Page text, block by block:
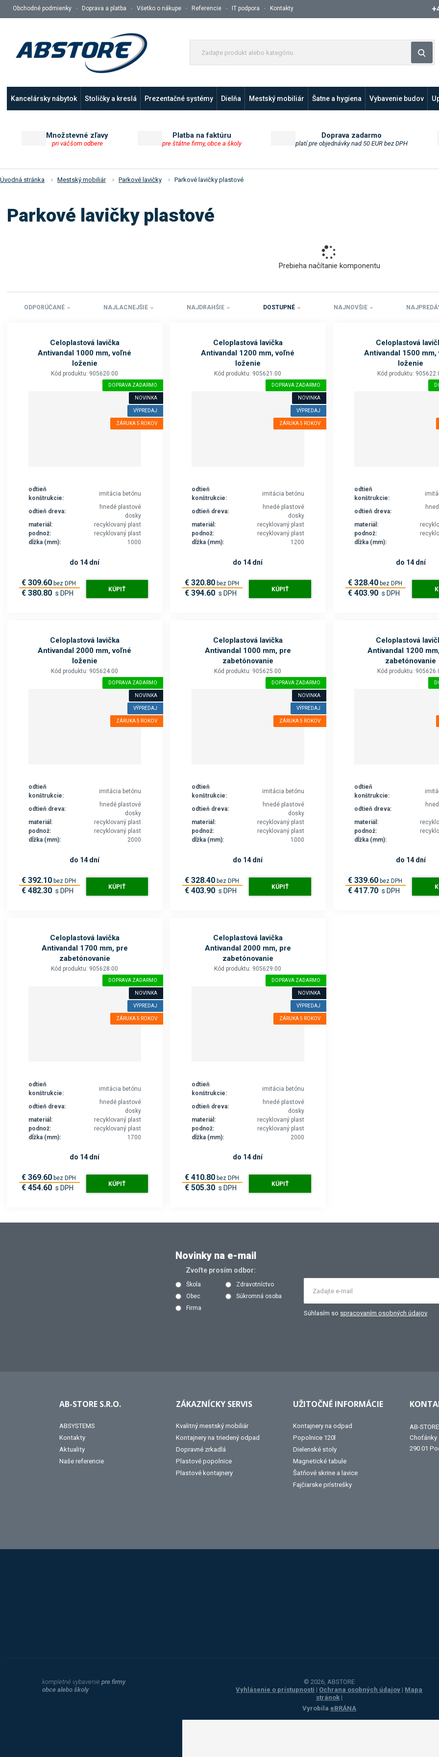
Obchodné podmienky Doprava a platba Všetko o nákupe Referencie IT podpora Kontakty
d
j
t
e
o
g
Kancelársky nábytok Stoličky a kreslá Prezentačné systémy Dielňa Mestský mobiliár Šatne a hygiena Vybavenie budov
Množstevné zľavy
pri väčšom odbere
Platba na faktúru
pre štátne firmy, obce a školy
Doprava zadarmo
platí pre objednávky nad 50 EUR bez DPH
Úvodná stránka Mestský mobiliár Parkové lavičky Parkové lavičky plastové
Parkové lavičky plastové
Prebieha načítanie komponentu
ODPORÚČANÉ NAJLACNEJŠIE NAJDRAHŠIE DOSTUPNÉ NAJNOVŠIE
Celoplastová lavička
Antivandal 1000 mm, voľné
loženie
Kód produktu: 905620.00
DOPRAVA ZADARMO
NOVINKA
VÝPREDAJ
ZÁRUKA 5 ROKOV
odtieň
konštrukcie:
imitácia betónu
odtieň dreva:
hnedé plastové
dosky
materiál:
recyklovaný plast
podnož:
recyklovaný plast
dĺžka (mm):
1000
do 14 dní
€ 309.60 bez DPH
€ 380.80 s DPH KÚPIŤ
Celoplastová lavička
Antivandal 1200 mm, voľné
loženie
Kód produktu: 905621.00
DOPRAVA ZADARMO
NOVINKA
VÝPREDAJ
ZÁRUKA 5 ROKOV
odtieň
konštrukcie:
imitácia betónu
odtieň dreva:
hnedé plastové
dosky
materiál:
recyklovaný plast
podnož:
recyklovaný plast
dĺžka (mm):
1200
do 14 dní
€ 320.80 bez DPH
€ 394.60 s DPH KÚPIŤ
Celoplastová
Antivandal 1500 mm,
loženie
Kód produktu:
odtieň
konštrukcie:
odtieň dreva:
materiál:
podnož:
dĺžka (mm):
do 14 dní
€ 328.40 bez DPH
€ 403.90 s DPH
Celoplastová lavička
Antivandal 2000 mm, voľné
loženie
Kód produktu: 905624.00
DOPRAVA ZADARMO
NOVINKA
VÝPREDAJ
ZÁRUKA 5 ROKOV
odtieň
konštrukcie:
imitácia betónu
odtieň dreva:
hnedé plastové
dosky
materiál:
recyklovaný plast
podnož:
recyklovaný plast
dĺžka (mm):
2000
do 14 dní
€ 392.10 bez DPH
€ 482.30 s DPH KÚPIŤ
Celoplastová lavička
Antivandal 1000 mm, pre
zabetónovanie
Kód produktu: 905625.00
DOPRAVA ZADARMO
NOVINKA
VÝPREDAJ
ZÁRUKA 5 ROKOV
odtieň
konštrukcie:
imitácia betónu
odtieň dreva:
hnedé plastové
dosky
materiál:
recyklovaný plast
podnož:
recyklovaný plast
dĺžka (mm):
1000
do 14 dní
€ 328.40 bez DPH
€ 403.90 s DPH KÚPIŤ
Celoplastová
Antivandal 1200
zabetónovanie
Kód produktu:
odtieň
konštrukcie:
odtieň dreva:
materiál:
podnož:
dĺžka (mm):
do 14 dní
€ 339.60 bez DPH
€ 417.70 s DPH
Celoplastová lavička
Antivandal 1700 mm, pre
zabetónovanie
Kód produktu: 905628.00
DOPRAVA ZADARMO
NOVINKA
VÝPREDAJ
ZÁRUKA 5 ROKOV
odtieň
konštrukcie:
imitácia betónu
odtieň dreva:
hnedé plastové
dosky
materiál:
recyklovaný plast
podnož:
recyklovaný plast
dĺžka (mm):
1700
do 14 dní
€ 369.60 bez DPH
€ 454.60 s DPH KÚPIŤ
Celoplastová lavička
Antivandal 2000 mm, pre
zabetónovanie
Kód produktu: 905629.00
DOPRAVA ZADARMO
NOVINKA
VÝPREDAJ
ZÁRUKA 5 ROKOV
odtieň
konštrukcie:
imitácia betónu
odtieň dreva:
hnedé plastové
dosky
materiál:
recyklovaný plast
podnož:
recyklovaný plast
dĺžka (mm):
2000
do 14 dní
€ 410.80 bez DPH
€ 505.30 s DPH KÚPIŤ
Novinky na e-mail
Zvoľte prosím odbor:
Škola
Zdravotníctvo
Obec
Súkromná osoba
Firma
Súhlasím so spracovaním osobných údajov.
AB-STORE S.R.O.
ABSYSTEMS
Kontakty
Aktuality
Naše referencie
ZÁKAZNÍCKY SERVIS
Kvalitný mestský mobiliár
Kontajnery na triedený odpad
Dopravné zrkadlá
Plastové popolnice
Plastové kontajnery
UŽITOČNÉ INFORMÁCIE
Kontajnery na odpad
Popolnice 120l
Dielenské stoly
Magnetické tabule
Šatňové skrine a lavice
Fajčiarske prístrešky
AB-
Choťánky
290 01
kompletné vybaveniepre firmy
obce alebo školy
© 2026, ABSTORE
Vyhlásenie o prístupnosti | Ochrana osobných údajov | Mapa
stránok |
Vyrobila eBRÁNA